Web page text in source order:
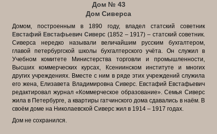
Дом № 43
Дом Сиверса
Домом, построенным в 1890 году, владел статский советник
Евстафий Евстафьевич Сиверс (1852 – 1917) – статский советник.
Сиверса нередко называли величайшим русским бухгалтером,
главой петербургской школы бухгалтерского учёта. Он служил в
Учебном комитете Министерства торговли и промышленности,
Высших коммерческих курсах, Ксениинском институте и многих
других учреждениях. Вместе с ним в ряде этих учреждений служила
его жена, Елизавета Владимировна Сиверс. Евстафий Евстафьевич
редактировал журнал «Коммерческое образование». Семья Сиверс
жила в Петербурге, а квартиры гатчинского дома сдавались в наём. В
своём доме на Николаевской Сиверс жил в 1914 – 1917 годах.
Дом не сохранился.